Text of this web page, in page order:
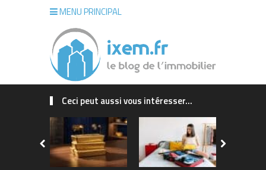
MENU PRINCIPAL
Ceci peut aussi vous intéresser...